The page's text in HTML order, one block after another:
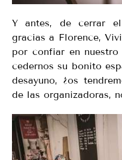
Y antes, de cerrar
gracias a Florence,
por confiar en
cedernos su bonito
desayuno, ¿os
de las organizadoras,